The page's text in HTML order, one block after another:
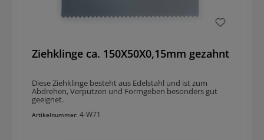
Ziehklinge ca. 150X50X0,15mm gezahnt
Diese Ziehklinge besteht aus Edelstahl und ist zum
Abdrehen, Verputzen und Formgeben besonders gut
geeignet.
Artikelnummer: 4-W71